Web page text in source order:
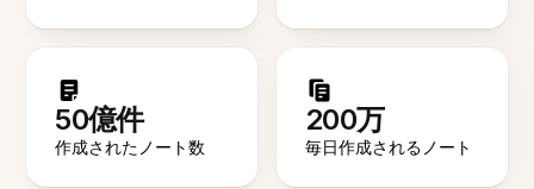
50億件
作成されたノート数
200万
毎日作成されるノート